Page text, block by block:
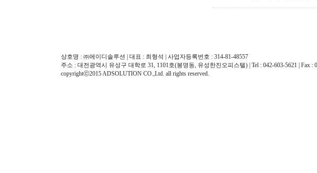
상호명 : ㈜에이디솔루션 | 대표 : 최형석 | 사업자등록번호 : 314-81-48557
주소 : 대전광역시 유성구 대학로 31, 1101호(봉명동, 유성한진오피스텔) | Tel : 042-603-5621 | Fax :
copyrightⓒ2015 ADSOLUTION CO.,Ltd. all rights reserved.